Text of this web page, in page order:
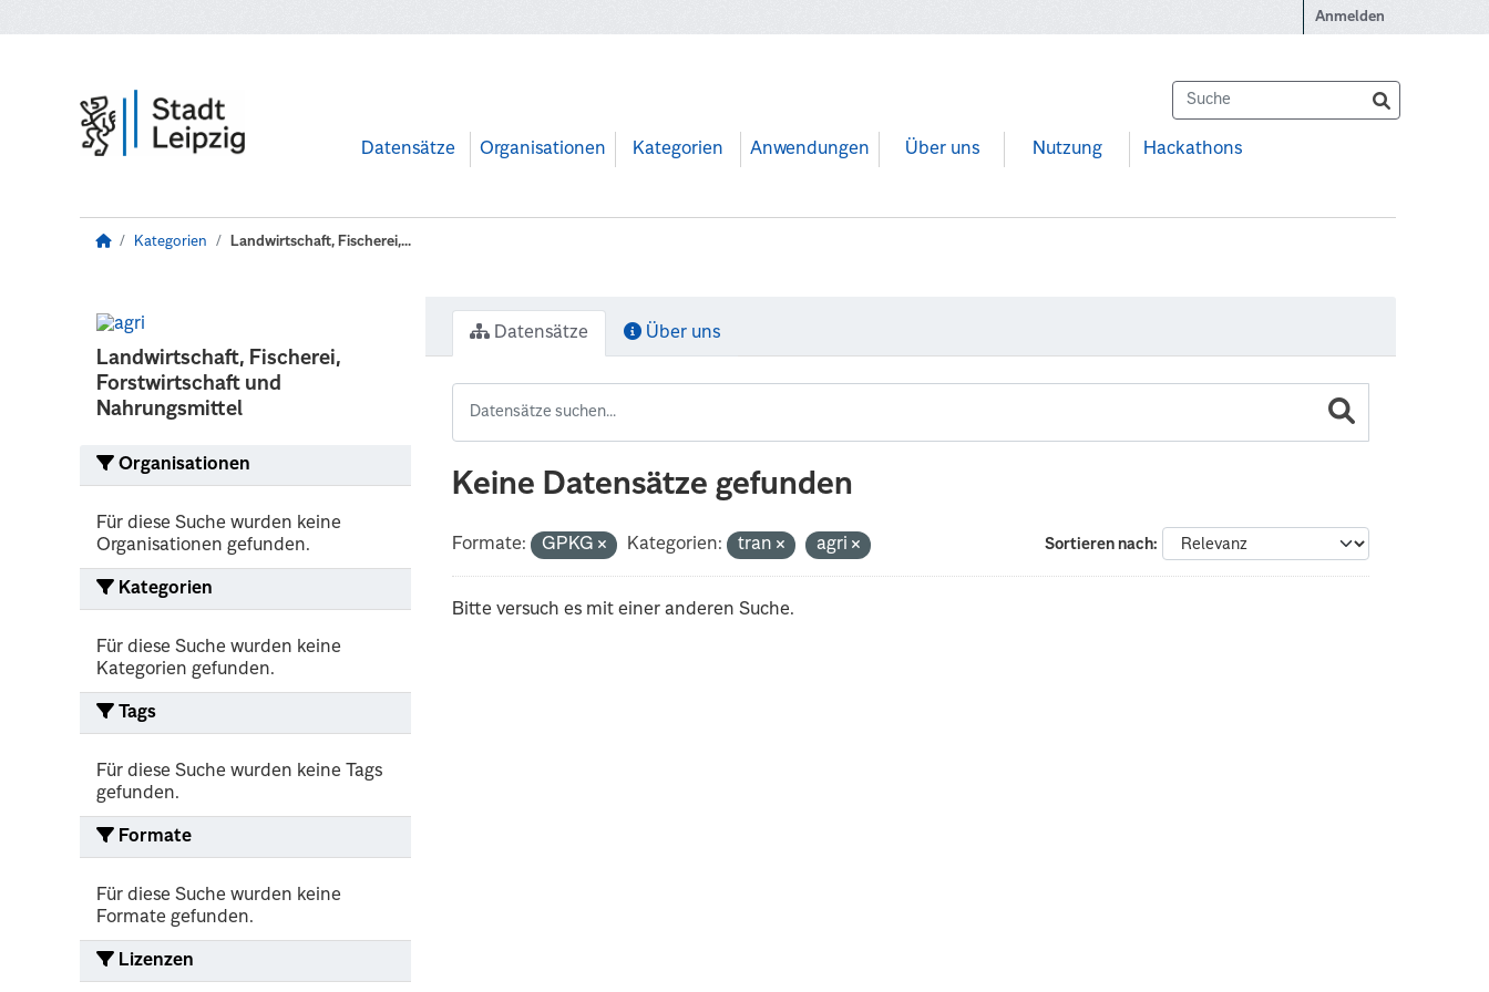
Anmelden
Datensätze Organisationen Kategorien Anwendungen Über uns Nutzung Hackathons
Kategorien Landwirtschaft, Fischerei,...
Landwirtschaft, Fischerei,
Forstwirtschaft und
Nahrungsmittel
Organisationen
Für diese Suche wurden keine
Organisationen gefunden.
Kategorien
Für diese Suche wurden keine
Kategorien gefunden.
Tags
Für diese Suche wurden keine Tags
gefunden.
Formate
Für diese Suche wurden keine
Formate gefunden.
Lizenzen
Datensätze Über uns
Keine Datensätze gefunden
Sortieren nach
Formate: GPKG Kategorien: tran agri
Bitte versuch es mit einer anderen Suche.